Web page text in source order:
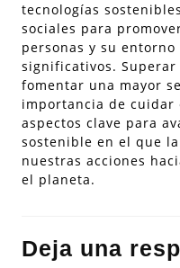
tecnologías
sociales para
personas y su
significativos.
fomentar una mayor
importancia de cuidar
aspectos clave para
sostenible en el que
nuestras acciones
el planeta.
Deja una